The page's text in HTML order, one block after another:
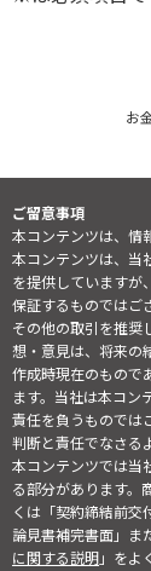
お
ご留意事項
本コンテンツは、情
本コンテンツは、当
を提供していますが
保証するものではご
その他の取引を推奨
想・意見は、将来の
作成時現在のもので
ます。当社は本コン
責任を負うものでは
判断と責任でなさる
本コンテンツでは当
る部分があります。
くは「契約締結前交
論見書補完書面」ま
に関する説明」をよ